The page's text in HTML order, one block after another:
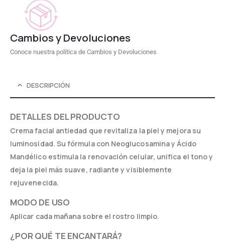
Cambios y Devoluciones
Conoce nuestra política de Cambios y Devoluciones
DESCRIPCIÓN
DETALLES DEL PRODUCTO
Crema facial antiedad que revitaliza la piel y mejora su
luminosidad. Su fórmula con Neoglucosamina y Ácido
Mandélico estimula la renovación celular, unifica el tono y
deja la piel más suave, radiante y visiblemente
rejuvenecida.
MODO DE USO
Aplicar cada mañana sobre el rostro limpio.
¿POR QUÉ TE ENCANTARÁ?